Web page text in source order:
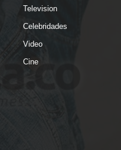
Television
Celebridades
Video
Cine